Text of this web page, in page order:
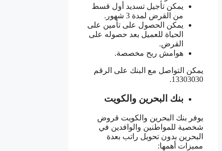
يمكن تأجيل تسديد أول قسط
من القرض لمدة 3 شهور.
يمكن الحصول على تأمين على
الحياة للعميل بعد حصوله على
القرض.
هوامش ربح مخصصة.
يمكن التواصل مع البنك على الرقم
13303030.
بنك البحرين والكويت
يوفر بنك البحرين والكويت قروض
شخصية للمواطنين والوافدين في
البحرين بدون تحويل راتب بعدة
مميزات أهمها: